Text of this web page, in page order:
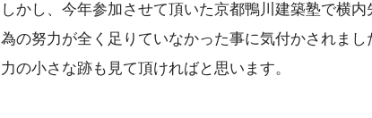
しかし、今年参加させて頂いた京都鴨川建築塾で横
為の努力が全く足りていなかった事に気付かされま
力の小さな跡も見て頂ければと思います。